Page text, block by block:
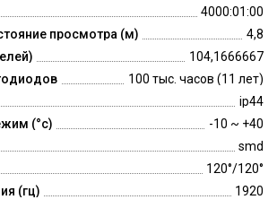
4000:01:00
просмотра (м)
4,8
104,1666667
100 тыс. часов (11 лет)
ip44
(°c)
-10 ~ +40
smd
120°/120°
(гц)
1920